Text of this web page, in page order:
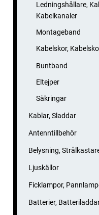
Ledningshållare,
Kabelkanaler
Montageband
Kabelskor,
Buntband
Eltejper
Säkringar
Kablar, Sladdar
Antenntillbehör
Belysning,
Ljuskällor
Ficklampor,
Batterier,